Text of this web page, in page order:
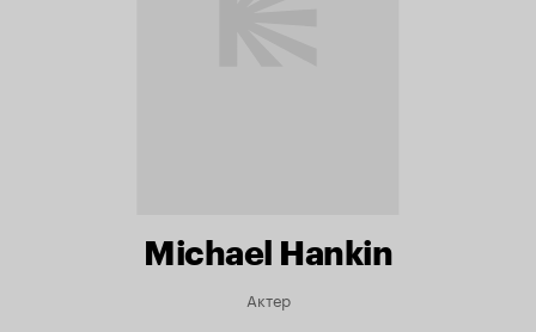
Michael Hankin
Актер